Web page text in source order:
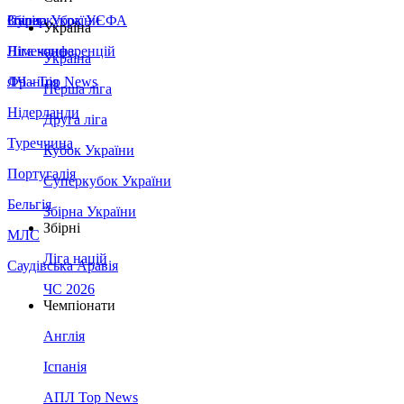
Збірна України
Італія
Німеччина
Франція
Нідерланди
Туреччина
Португалія
Бельгія
МЛС
Саудівська Аравія
Суперкубок УЄФА
Ліга конференцій
ЛЧ - Top News
Україна
Україна
Перша ліга
Друга ліга
Кубок України
Суперкубок України
Збірна України
Збірні
Ліга націй
ЧС 2026
Чемпіонати
Англія
Іспанія
АПЛ Top News